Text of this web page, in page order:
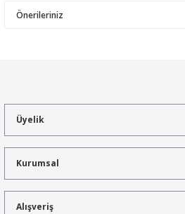
Önerileriniz
Ürün açıklamasında eksik bilgiler
Ürün bilgilerinde hatalar bulunuyor.
Bu ürüne benzer farklı alternatifler
Üyelik
Kurumsal
Alışveriş